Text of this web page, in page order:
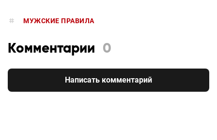
МУЖСКИЕ ПРАВИЛА
Комментарии 0
Написать комментарий